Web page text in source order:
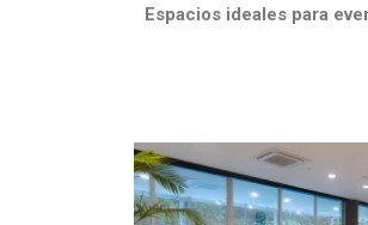
Espacios ideales para